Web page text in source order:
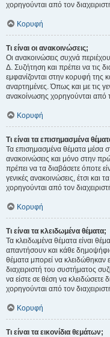
χορηγούνται από τον
Κορυφή
Τι είναι οι ανακοινώσεις;
Οι ανακοινώσεις συχνά
Δ. Συζήτηση και πρέπει να τις
εμφανίζονται στην κορυφή της
αναρτημένες. Όπως και με τις
ανακοίνωσης χορηγούνται από
Κορυφή
Τι είναι τα επισημασμένα
Τα επισημασμένα θέματα μέσα
ανακοινώσεις και μόνο στην
πρέπει να τα διαβάσετε όποτε
γενικές ανακοινώσεις, έτσι
χορηγούνται από τον
Κορυφή
Τι είναι τα κλειδωμένα θέματα;
Τα κλειδωμένα θέματα είναι
απαντήσουν και κάθε
θέματα μπορεί να κλειδώθηκαν
διαχειριστή του συστήματος
να είστε σε θέση να
χορηγούνται από τον
Κορυφή
Τι είναι τα εικονίδια θεμάτων;